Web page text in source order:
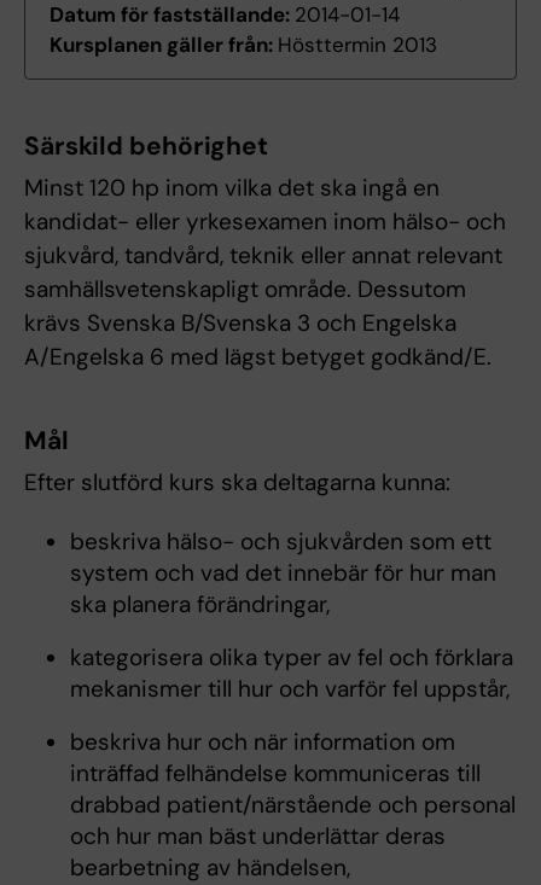
Datum för fastställande: 2014-01-14
Kursplanen gäller från: Hösttermin 2013
Särskild behörighet
Minst 120 hp inom vilka det ska ingå en
kandidat- eller yrkesexamen inom hälso- och
sjukvård, tandvård, teknik eller annat relevant
samhällsvetenskapligt område. Dessutom
krävs Svenska B/Svenska 3 och Engelska
A/Engelska 6 med lägst betyget godkänd/E.
Mål
Efter slutförd kurs ska deltagarna kunna:
beskriva hälso- och sjukvården som ett
system och vad det innebär för hur man
ska planera förändringar,
kategorisera olika typer av fel och förklara
mekanismer till hur och varför fel uppstår,
beskriva hur och när information om
inträffad felhändelse kommuniceras till
drabbad patient/närstående och personal
och hur man bäst underlättar deras
bearbetning av händelsen,